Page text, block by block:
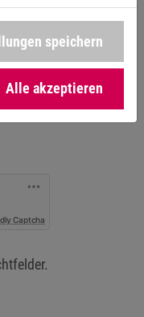
per E-Mail
i.S.v. Art. 6
und meine einmal
mit Wirkung für die
Captcha
speichern
Alle akzeptieren